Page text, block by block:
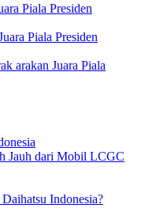
Piala Presiden
Piala Presiden
arakan Juara Piala
Jauh dari Mobil LCGC
Indonesia?